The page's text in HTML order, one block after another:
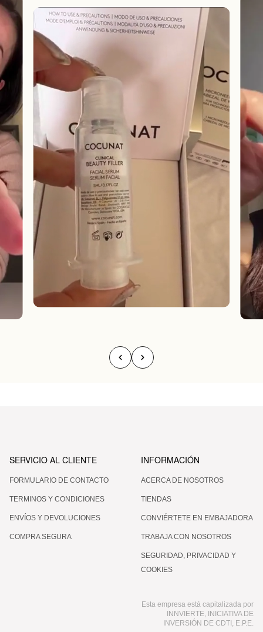
SERVICIO AL CLIENTE
FORMULARIO DE CONTACTO
TERMINOS Y CONDICIONES
ENVÍOS Y DEVOLUCIONES
COMPRA SEGURA
INFORMACIÓN
ACERCA DE NOSOTROS
TIENDAS
CONVIÉRTETE EN EMBAJADORA
TRABAJA CON NOSOTROS
SEGURIDAD, PRIVACIDAD Y
COOKIES
Esta empresa está capitalizada por
INNVIERTE, INICIATIVA DE
INVERSIÓN DE CDTI, E.P.E.